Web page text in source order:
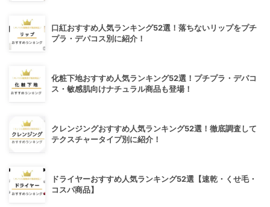
口紅おすすめ人気ランキング52選！落ちないリップをプチ
プラ・デパコス別に紹介！
化粧下地おすすめ人気ランキング52選！プチプラ・デパコ
ス・敏感肌向けナチュラル商品も登場！
クレンジングおすすめ人気ランキング52選！徹底調査して
テクスチャータイプ別に紹介！
ドライヤーおすすめ人気ランキング52選【速乾・くせ毛・
コスパ商品】